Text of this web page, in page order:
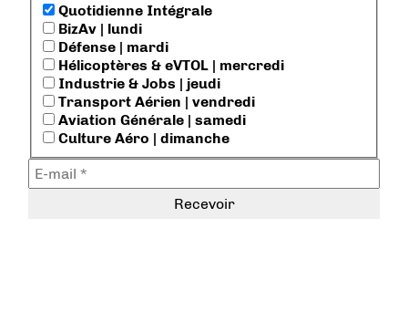
Quotidienne Intégrale
BizAv | lundi
Défense | mardi
Hélicoptères & eVTOL | mercredi
Industrie & Jobs | jeudi
Transport Aérien | vendredi
Aviation Générale | samedi
Culture Aéro | dimanche